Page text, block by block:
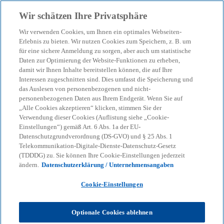
menu search
Dr. Arvind Sarin
Wir schätzen Ihre Privatsphäre
Wir verwenden Cookies, um Ihnen ein optimales Webseiten-
Erlebnis zu bieten. Wir nutzen Cookies zum Speichern, z. B. um
für eine sichere Anmeldung zu sorgen, aber auch um statistische
Daten zur Optimierung der Website-Funktionen zu erheben,
damit wir Ihnen Inhalte bereitstellen können, die auf Ihre
Interessen zugeschnitten sind. Dies umfasst die Speicherung und
das Auslesen von personenbezogenen und nicht-
personenbezogenen Daten aus Ihrem Endgerät. Wenn Sie auf
„Alle Cookies akzeptieren“ klicken, stimmen Sie der
Verwendung dieser Cookies (Auflistung siehe „Cookie-
Einstellungen“) gemäß Art. 6 Abs. 1a der EU-
Datenschutzgrundverordnung (DS-GVO) und § 25 Abs. 1
Telekommunikation-Digitale-Dienste-Datenschutz-Gesetz
(TDDDG) zu. Sie können Ihre Cookie-Einstellungen jederzeit
ändern. Datenschutzerklärung / Unternehmensangaben
Cookie-Einstellungen
Optionale Cookies ablehnen